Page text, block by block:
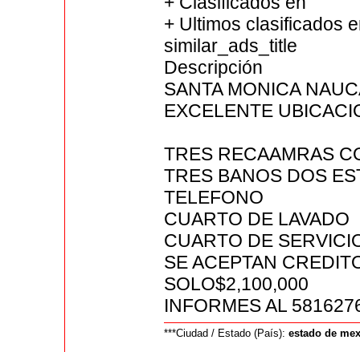
+ Ultimos clasificados
similar_ads_title
Descripción
SANTA MONICA
EXCELENTE
TRES RECAAMRAS
TRES BANOS DOS
TELEFONO
CUARTO DE LAVADO
CUARTO DE
SE ACEPTAN
SOLO$2,100,000
INFORMES AL
***Ciudad / Estado (País):estado de